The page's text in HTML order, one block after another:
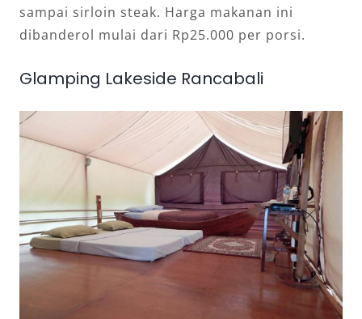
sampai sirloin steak. Harga makanan ini
dibanderol mulai dari Rp25.000 per porsi.
Glamping Lakeside Rancabali